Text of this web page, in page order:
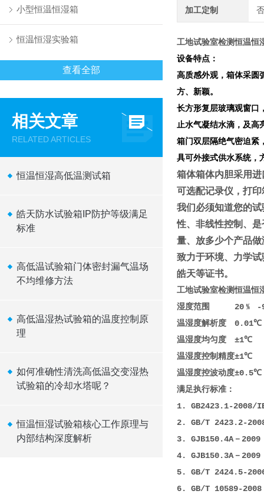
小型恒温恒湿箱
恒温恒湿实验箱
查看全部
相关文章
RELATED ARTICLES
恒温恒湿高低温测试箱
皓天防水试验箱IP防护等级满足
标准
高低温试验箱门体密封漏气温场
不均维修方法
高低温湿热试验箱的温度控制原
理
如何准确性清洗高低温交变湿热
试验箱的冷却水塔呢？
恒温恒湿试验箱核心工作原理与
内部结构深度解析
加工定制
工地试验室检测恒温恒
设备特点：
高质感外观，箱体采圆
方、新颖。
长方形复层玻璃观窗口
止水气凝结水滴，及高
箱门双层隔绝气密迫紧
具可外接式供水系统，
箱体箱体内胆采用
可选配记录仪，打
我们必须知道您的
性、非线性控制、
量、放多少个产品
致力于环境、力学
皓天等证书。
工地试验室检测恒温恒
湿度范围
20﹪ -
温湿度解析度
温湿度均匀度
±1℃
温湿度控制精度±1℃
温湿度控波动度±0.5℃
满足执行标准：
1. GB2423.1-2008/
2. GB/T 2423.2-2008
3. GJB150.4A－
4. GJB150.3A－
5. GB/T 2424.5-2006
6. GB/T 10589-2008